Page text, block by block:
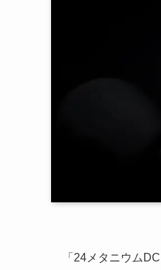
「24メタニウム